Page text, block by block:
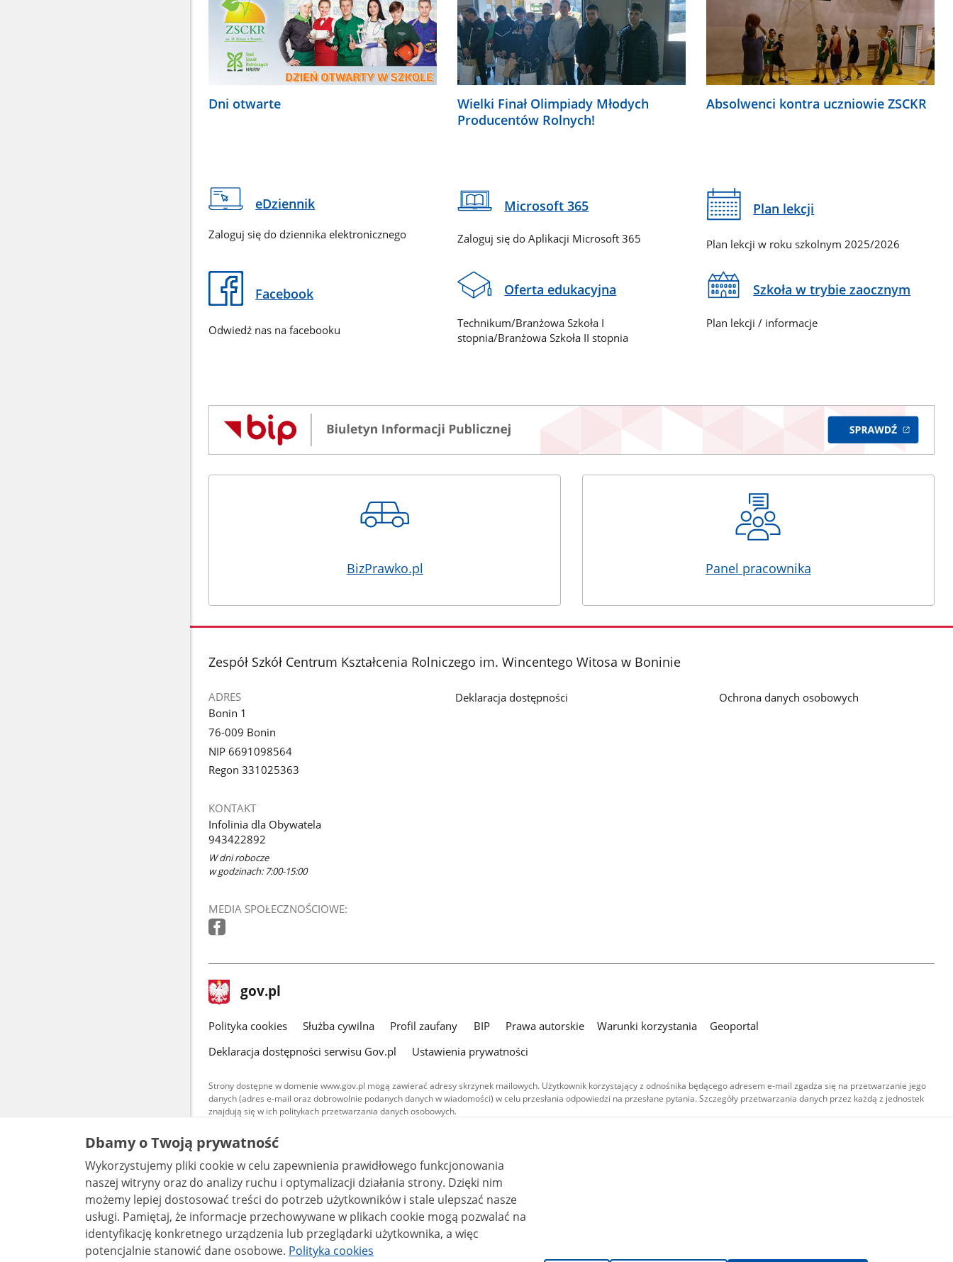
Dni otwarte
Wielki Finał Olimpiady Młodych
Producentów Rolnych!
Absolwenci kontra uczniowie ZSCKR
eDziennik
Zaloguj się do dziennika elektronicznego
Microsoft 365
Zaloguj się do Aplikacji Microsoft 365
Plan lekcji
Plan lekcji w roku szkolnym 2025/2026
Facebook
Odwiedź nas na facebooku
Oferta edukacyjna
Technikum/Branżowa Szkoła I
stopnia/Branżowa Szkoła II stopnia
Szkoła w trybie zaocznym
Plan lekcji / informacje
BizPrawko.pl Panel pracownika
stopka
Zespół Szkół Centrum Kształcenia Rolniczego im. Wincentego Witosa w Boninie
ADRES
Bonin 1
76-009 Bonin
NIP 6691098564
Regon 331025363
KONTAKT
Infolinia dla Obywatela
943422892
W dni robocze
w godzinach: 7:00-15:00
MEDIA SPOŁECZNOŚCIOWE:
Deklaracja dostępności Ochrona danych osobowych
stopka
gov.pl Strona
gov.pl
gov.pl
Polityka cookies Służba cywilna Profil zaufany BIP Prawa autorskie Warunki korzystania
Geoportal
Deklaracja dostępności serwisu Gov.pl
Ustawienia prywatności
Strony dostępne w domenie www.gov.pl mogą zawierać adresy skrzynek mailowych. Użytkownik korzystający z odnośnika będącego adresem e-mail zgadza się na przetwarzanie jego
danych (adres e-mail oraz dobrowolnie podanych danych w wiadomości) w celu przesłania odpowiedzi na przesłane pytania. Szczegóły przetwarzania danych przez każdą z jednostek
znajdują się w ich politykach przetwarzania danych osobowych.
Treści tekstowe publikowane w serwisie (z wyłączeniem treści audiowizualnych), są
udostępniane na licencji typu Creative Commons: uznanie autorstwa - na tych samych
warunkach 4.0 (CC BY-SA 4.0). Materiały audiowizualne, w tym zdjęcia, materiały audio i wideo,
są udostępniane na licencji typu Creative Commons: uznanie autorstwa użycie niekomercyjne -
bez utworów zależnych 4.0 (CC BY-NC-ND 4.0), o ile nie jest to stwierdzone inaczej.
Dbamy o Twoją prywatność
Wykorzystujemy pliki cookie w celu zapewnienia prawidłowego funkcjonowania
naszej witryny oraz do analizy ruchu i optymalizacji działania strony. Dzięki nim
możemy lepiej dostosować treści do potrzeb użytkowników i stale ulepszać nasze
usługi. Pamiętaj, że informacje przechowywane w plikach cookie mogą pozwalać na
identyfikację konkretnego urządzenia lub przeglądarki użytkownika, a więc
potencjalnie stanowić dane osobowe. Polityka cookies